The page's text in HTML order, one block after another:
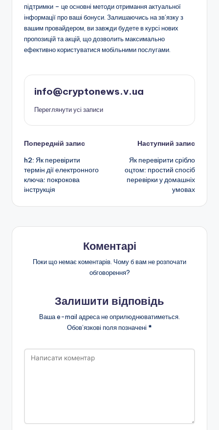
підтримки – це основні методи отримання актуальної
інформації про ваші бонуси. Залишаючись на зв’язку з
вашим провайдером, ви завжди будете в курсі нових
пропозицій та акцій, що дозволить максимально
ефективно користуватися мобільними послугами.
info@cryptonews.v.ua
Переглянути усі записи
Навігація
по
запису
Попередній запис
h2: Як перевірити
термін дії електронного
ключа: покрокова
інструкція
Наступний запис
Як перевірити срібло
оцтом: простий спосіб
перевірки у домашніх
умовах
Коментарі
Поки що немає коментарів. Чому б вам не розпочати
обговорення?
Залишити відповідь
Ваша e-mail адреса не оприлюднюватиметься.
Обов’язкові поля позначені *